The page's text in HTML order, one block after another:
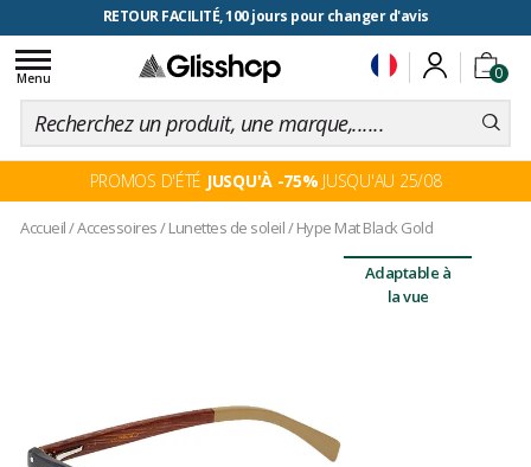
RETOUR FACILITÉ, 100 jours pour changer d'avis
0
Toggle
navigation
Menu
PROMOS D'ÉTÉ JUSQU'À -75% JUSQU'AU 25/08
Accueil/Accessoires/Lunettes de soleil/Hype Mat Black Gold
Adaptable à
la vue